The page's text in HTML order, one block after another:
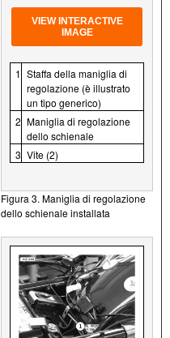
VIEW INTERACTIVE
IMAGE
1 Staffa della maniglia di
regolazione (è illustrato
un tipo generico)
2 Maniglia di regolazione
dello schienale
3 Vite (2)
Figura 3. Maniglia di regolazione
dello schienale installata